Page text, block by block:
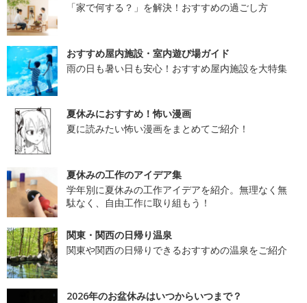
「家で何する？」を解決！おすすめの過ごし方
おすすめ屋内施設・室内遊び場ガイド
雨の日も暑い日も安心！おすすめ屋内施設を大特集
夏休みにおすすめ！怖い漫画
夏に読みたい怖い漫画をまとめてご紹介！
夏休みの工作のアイデア集
学年別に夏休みの工作アイデアを紹介。無理なく無
駄なく、自由工作に取り組もう！
関東・関西の日帰り温泉
関東や関西の日帰りできるおすすめの温泉をご紹介
2026年のお盆休みはいつからいつまで？